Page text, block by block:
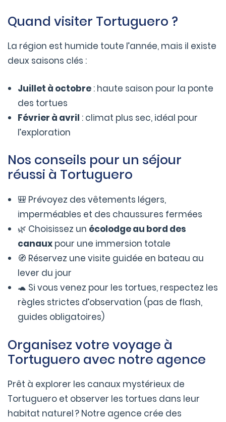
Quand visiter Tortuguero ?
La région est humide toute l’année, mais il existe
deux saisons clés :
Juillet à octobre : haute saison pour la ponte
des tortues
Février à avril : climat plus sec, idéal pour
l’exploration
Nos conseils pour un séjour
réussi à Tortuguero
🎒 Prévoyez des vêtements légers,
imperméables et des chaussures fermées
🌿 Choisissez un écolodge au bord des
canaux pour une immersion totale
🧭 Réservez une visite guidée en bateau au
lever du jour
🐢 Si vous venez pour les tortues, respectez les
règles strictes d’observation (pas de flash,
guides obligatoires)
Organisez votre voyage à
Tortuguero avec notre agence
Prêt à explorer les canaux mystérieux de
Tortuguero et observer les tortues dans leur
habitat naturel ? Notre agence crée des